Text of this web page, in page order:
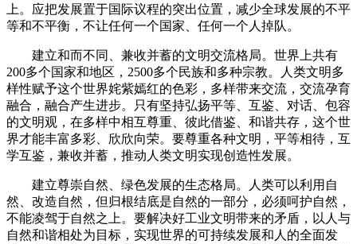
上。应把发展置于国际议程的突出位置，减少全球发展的不平
等和不平衡，不让任何一个国家、任何一个人掉队。
建立和而不同、兼收并蓄的文明交流格局。世界上共有
200多个国家和地区，2500多个民族和多种宗教。人类文明多
样性赋予这个世界姹紫嫣红的色彩，多样带来交流，交流孕育
融合，融合产生进步。只有坚持弘扬平等、互鉴、对话、包容
的文明观，在多样中相互尊重、彼此借鉴、和谐共存，这个世
界才能丰富多彩、欣欣向荣。要尊重各种文明，平等相待，互
学互鉴，兼收并蓄，推动人类文明实现创造性发展。
建立尊崇自然、绿色发展的生态格局。人类可以利用自
然、改造自然，但归根结底是自然的一部分，必须呵护自然，
不能凌驾于自然之上。要解决好工业文明带来的矛盾，以人与
自然和谐相处为目标，实现世界的可持续发展和人的全面发